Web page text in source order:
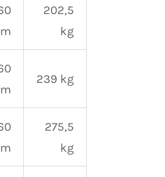
202,5
kg
239 kg
275,5
kg